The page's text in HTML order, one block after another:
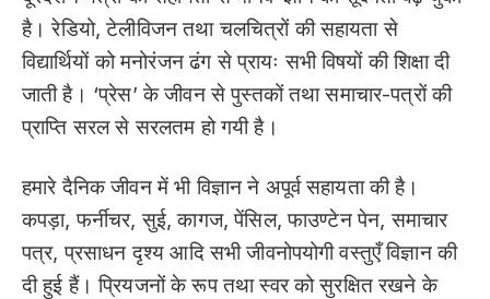
है। रेडियो, टेलीविजन तथा चलचित्रों की सहायता से
विद्यार्थियों को मनोरंजन ढंग से प्रायः सभी विषयों की शिक्षा दी
जाती है। ‘प्रेस’ के जीवन से पुस्तकों तथा समाचार-पत्रों की
प्राप्ति सरल से सरलतम हो गयी है।
हमारे दैनिक जीवन में भी विज्ञान ने अपूर्व सहायता की है।
कपड़ा, फर्नीचर, सुई, कागज, पेंसिल, फाउण्टेन पेन, समाचार
पत्र, प्रसाधन दृश्य आदि सभी जीवनोपयोगी वस्तुएँ विज्ञान की
दी हुई हैं। प्रियजनों के रूप तथा स्वर को सुरक्षित रखने के